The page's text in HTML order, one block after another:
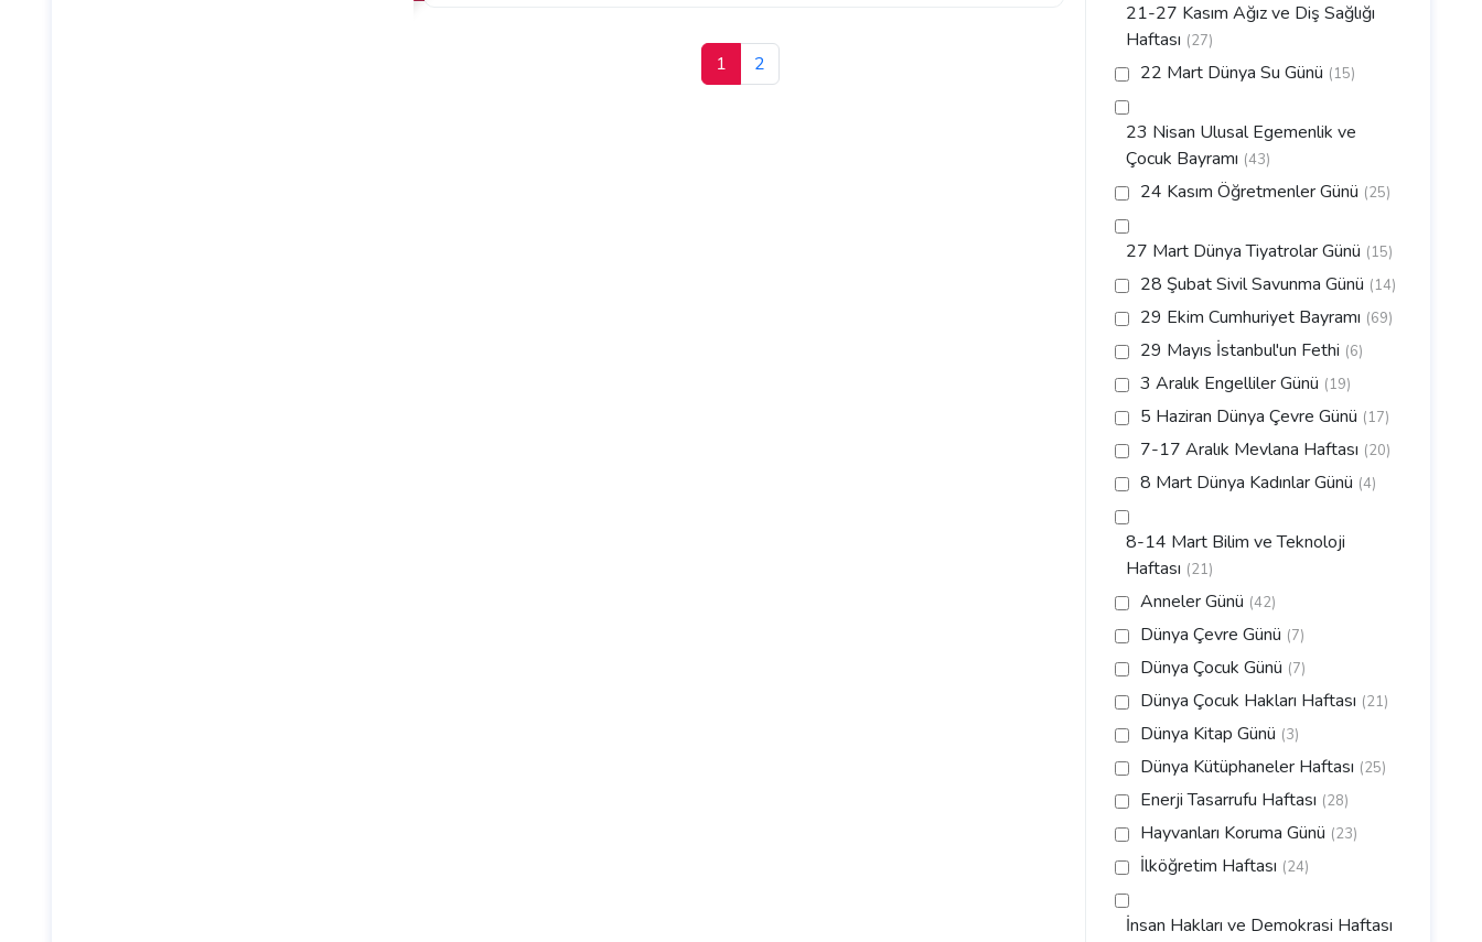
1 2
21-27 Kasım Ağız ve Diş Sağlığı
Haftası (27)
22 Mart Dünya Su Günü (15)
23 Nisan Ulusal Egemenlik ve
Çocuk Bayramı (43)
24 Kasım Öğretmenler Günü (25)
27 Mart Dünya Tiyatrolar Günü (15)
28 Şubat Sivil Savunma Günü (14)
29 Ekim Cumhuriyet Bayramı (69)
29 Mayıs İstanbul'un Fethi (6)
3 Aralık Engelliler Günü (19)
5 Haziran Dünya Çevre Günü (17)
7-17 Aralık Mevlana Haftası (20)
8 Mart Dünya Kadınlar Günü (4)
8-14 Mart Bilim ve Teknoloji
Haftası (21)
Anneler Günü (42)
Dünya Çevre Günü (7)
Dünya Çocuk Günü (7)
Dünya Çocuk Hakları Haftası (21)
Dünya Kitap Günü (3)
Dünya Kütüphaneler Haftası (25)
Enerji Tasarrufu Haftası (28)
Hayvanları Koruma Günü (23)
İlköğretim Haftası (24)
İnsan Hakları ve Demokrasi Haftası